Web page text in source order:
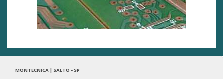
MONTECNICA | SALTO - SP